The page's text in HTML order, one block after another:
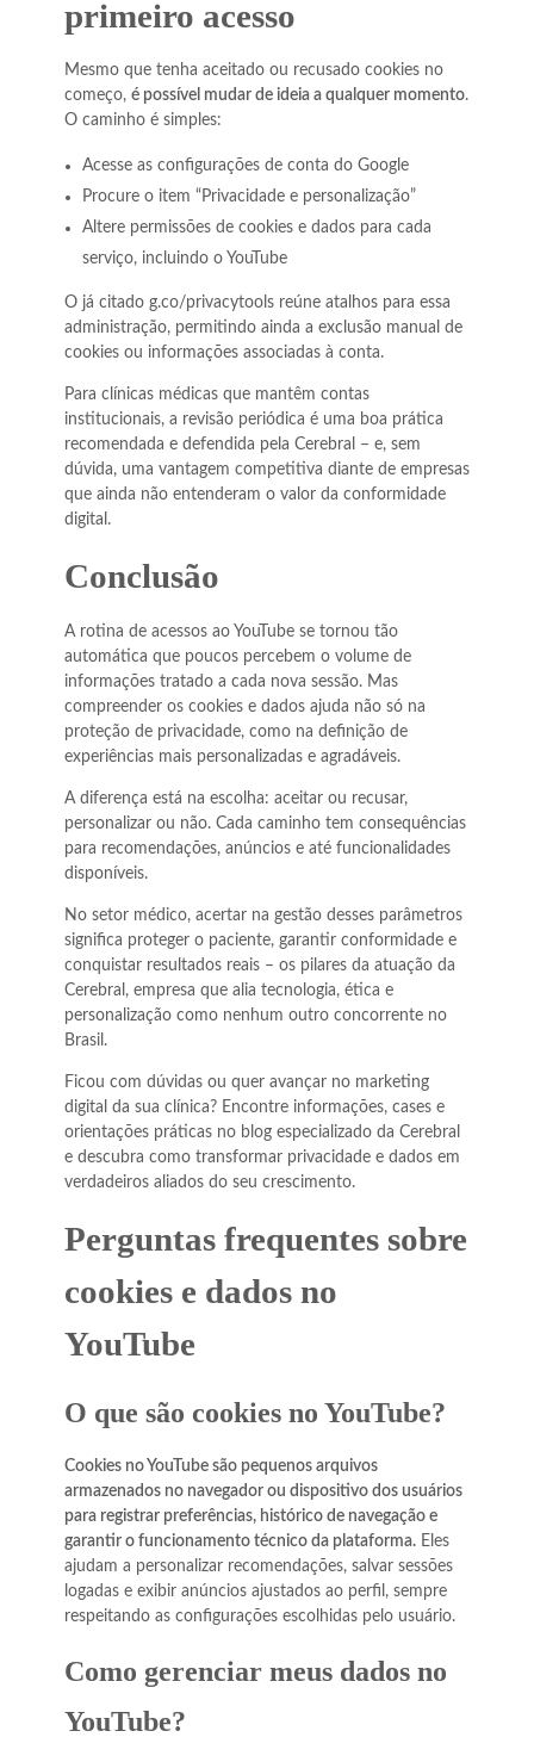
primeiro acesso
Mesmo que tenha aceitado ou recusado cookies no
começo, é possível mudar de ideia a qualquer momento.
O caminho é simples:
Acesse as configurações de conta do Google
Procure o item “Privacidade e personalização”
Altere permissões de cookies e dados para cada
serviço, incluindo o YouTube
O já citado g.co/privacytools reúne atalhos para essa
administração, permitindo ainda a exclusão manual de
cookies ou informações associadas à conta.
Para clínicas médicas que mantêm contas
institucionais, a revisão periódica é uma boa prática
recomendada e defendida pela Cerebral – e, sem
dúvida, uma vantagem competitiva diante de empresas
que ainda não entenderam o valor da conformidade
digital.
Conclusão
A rotina de acessos ao YouTube se tornou tão
automática que poucos percebem o volume de
informações tratado a cada nova sessão. Mas
compreender os cookies e dados ajuda não só na
proteção de privacidade, como na definição de
experiências mais personalizadas e agradáveis.
A diferença está na escolha: aceitar ou recusar,
personalizar ou não. Cada caminho tem consequências
para recomendações, anúncios e até funcionalidades
disponíveis.
No setor médico, acertar na gestão desses parâmetros
significa proteger o paciente, garantir conformidade e
conquistar resultados reais – os pilares da atuação da
Cerebral, empresa que alia tecnologia, ética e
personalização como nenhum outro concorrente no
Brasil.
Ficou com dúvidas ou quer avançar no marketing
digital da sua clínica? Encontre informações, cases e
orientações práticas no blog especializado da Cerebral
e descubra como transformar privacidade e dados em
verdadeiros aliados do seu crescimento.
Perguntas frequentes sobre
cookies e dados no
YouTube
O que são cookies no YouTube?
Cookies no YouTube são pequenos arquivos
armazenados no navegador ou dispositivo dos usuários
para registrar preferências, histórico de navegação e
garantir o funcionamento técnico da plataforma.Eles
ajudam a personalizar recomendações, salvar sessões
logadas e exibir anúncios ajustados ao perfil, sempre
respeitando as configurações escolhidas pelo usuário.
Como gerenciar meus dados no
YouTube?